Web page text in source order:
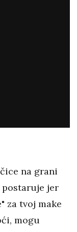
na grani
postaruje jer
za tvoj make
mogu